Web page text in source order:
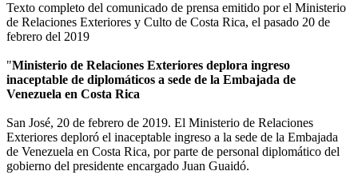
Texto completo del comunicado de prensa emitido por el Ministerio
de Relaciones Exteriores y Culto de Costa Rica, el pasado 20 de
febrero del 2019
"Ministerio de Relaciones Exteriores deplora ingreso
inaceptable de diplomáticos a sede de la Embajada de
Venezuela en Costa Rica
San José, 20 de febrero de 2019. El Ministerio de Relaciones
Exteriores deploró el inaceptable ingreso a la sede de la Embajada
de Venezuela en Costa Rica, por parte de personal diplomático del
gobierno del presidente encargado Juan Guaidó.